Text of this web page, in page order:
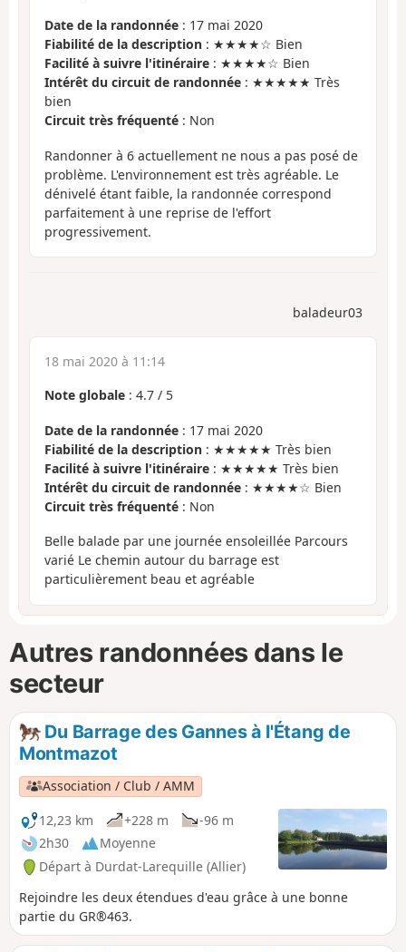
Date de la randonnée : 17 mai 2020
Fiabilité de la description : ★★★★☆ Bien
Facilité à suivre l'itinéraire : ★★★★☆ Bien
Intérêt du circuit de randonnée : ★★★★★ Très
bien
Circuit très fréquenté : Non
Randonner à 6 actuellement ne nous a pas posé de
problème. L'environnement est très agréable. Le
dénivelé étant faible, la randonnée correspond
parfaitement à une reprise de l'effort
progressivement.
baladeur03
18 mai 2020 à 11:14
Note globale : 4.7 / 5
Date de la randonnée : 17 mai 2020
Fiabilité de la description : ★★★★★ Très bien
Facilité à suivre l'itinéraire : ★★★★★ Très bien
Intérêt du circuit de randonnée : ★★★★☆ Bien
Circuit très fréquenté : Non
Belle balade par une journée ensoleillée Parcours
varié Le chemin autour du barrage est
particulièrement beau et agréable
Autres randonnées dans le
secteur
Du Barrage des Gannes à l'Étang de
Montmazot
Association / Club / AMM
12,23 km
+228 m
-96 m
2h30
Moyenne
Départ à Durdat-Larequille (Allier)
Rejoindre les deux étendues d'eau grâce à une bonne
partie du GR®463.